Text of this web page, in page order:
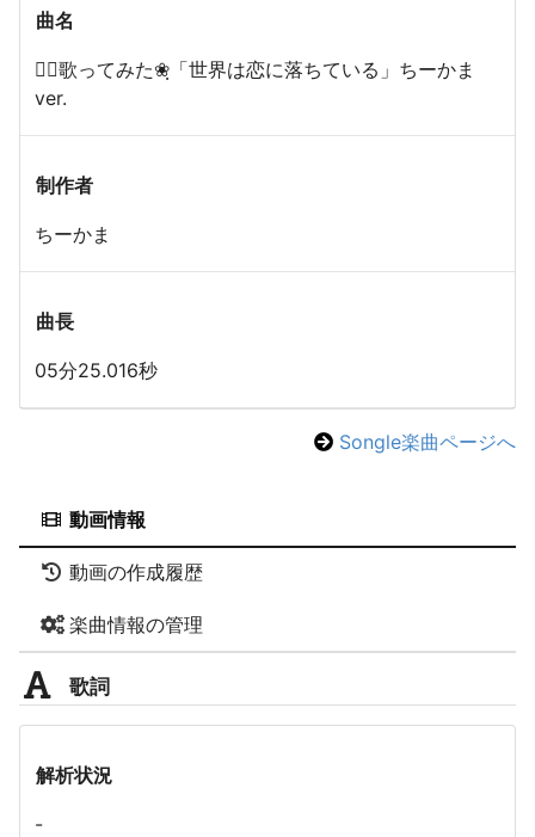
曲名
❀ฺ歌ってみた❀ฺ「世界は恋に落ちている」ちーかま
ver.
制作者
ちーかま
曲長
05分25.016秒
Songle楽曲ページへ
動画情報
動画の作成履歴
楽曲情報の管理
歌詞
解析状況
-